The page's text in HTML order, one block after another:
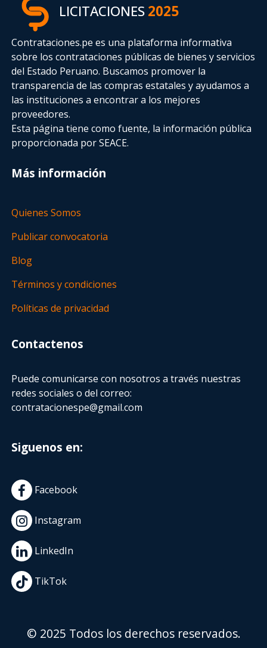
LICITACIONES2025
Contrataciones.pe es una plataforma informativa
sobre los contrataciones públicas de bienes y servicios
del Estado Peruano. Buscamos promover la
transparencia de las compras estatalesy ayudamos a
las instituciones a encontrar a los mejores
proveedores.
Esta página tiene como fuente, la información pública
proporcionada por SEACE.
Más información
Quienes Somos
Publicar convocatoria
Blog
Términos y condiciones
Políticas de privacidad
Contactenos
Puede comunicarse con nosotros a través nuestras
redes sociales o del correo:
contratacionespe@gmail.com
Siguenos en:
Facebook
Instagram
LinkedIn
TikTok
© 2025 Todos los derechos reservados.